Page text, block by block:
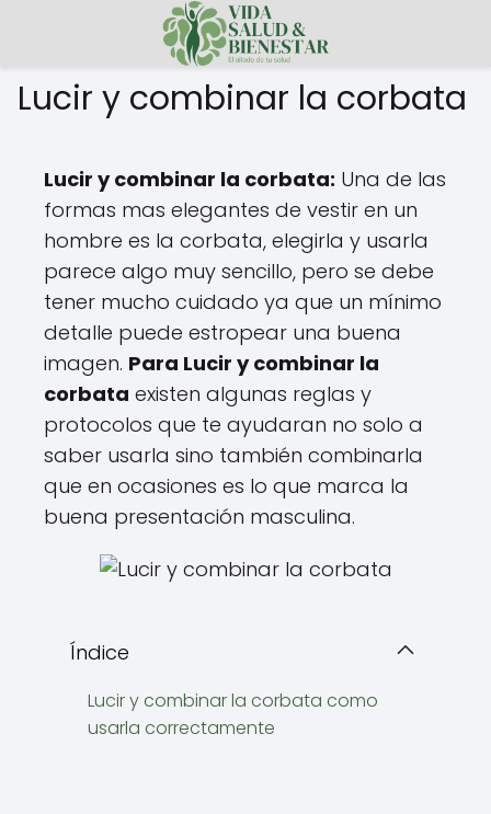
Lucir y combinar la corbata
Lucir y combinar la corbata: Una de las
formas mas elegantes de vestir en un
hombre es la corbata, elegirla y usarla
parece algo muy sencillo, pero se debe
tener mucho cuidado ya que un mínimo
detalle puede estropear una buena
imagen. Para Lucir y combinar la
corbata existen algunas reglas y
protocolos que te ayudaran no solo a
saber usarla sino también combinarla
que en ocasiones es lo que marca la
buena presentación masculina.
Índice
Lucir y combinar la corbata como
usarla correctamente